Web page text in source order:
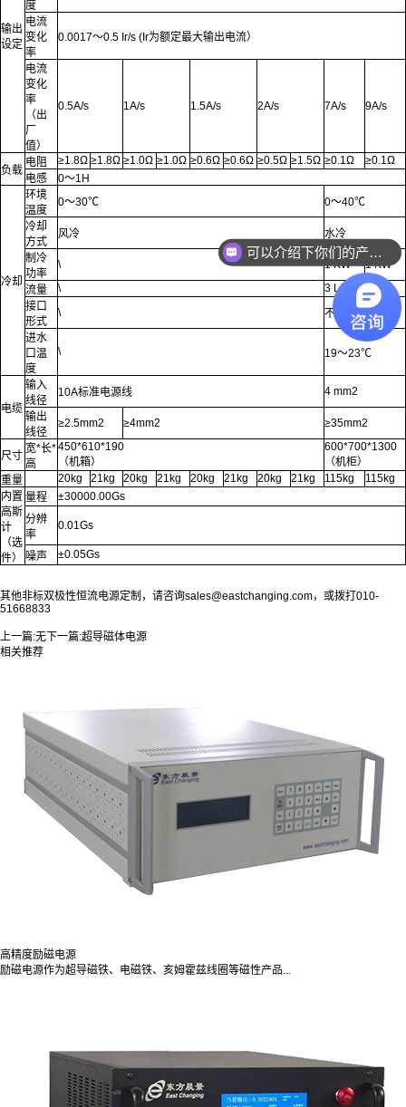
输出
设定
度
电流
变化
率
0.0017～0.5 Ir/s (Ir为额定最大输出电流）
电流
变化
率
（出
厂
值）
0.5A/s 1A/s 1.5A/s 2A/s 7A/s 9A/s
负载
电阻 ≥1.8Ω ≥1.8Ω ≥1.0Ω ≥1.0Ω ≥0.6Ω ≥0.6Ω ≥0.5Ω ≥1.5Ω ≥0.1Ω
≥0.1Ω
电感
0～1H
冷却
环境
温度
0～30℃
0～40℃
冷却
方式
风冷
水冷
制冷
功率
\ 1 KW
1 KW
流量
\
3 L/min
接口
形式
\
不锈钢四分外牙
进水
口温
度
\ 19～23℃
电缆
输入
线径
10A标准电源线
4 mm2
输出
线径
≥2.5mm2 ≥4mm2 ≥35mm2
尺寸
宽*长*
高
450*610*190
（机箱）
600*700*1300
（机柜）
重量
20kg 21kg 20kg 21kg 20kg 21kg 20kg 21kg 115kg
115kg
内置
高斯
计
（选
件）
量程
±30000.00Gs
分辨
率
0.01Gs
噪声 ±0.05Gs
其他非标双极性恒流电源定制，请咨询sales@eastchanging.com，或拨打010-
51668833
上一篇:无 下一篇:超导磁体电源
相关推荐
高精度励磁电源
励磁电源作为超导磁铁、电磁铁、亥姆霍兹线圈等磁性产品...
可以介绍下你们的产品么